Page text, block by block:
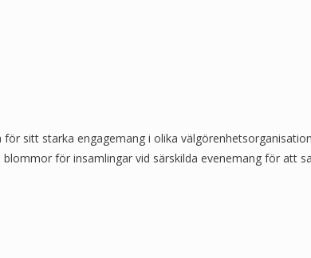
sitt starka engagemang i olika
för insamlingar vid särskilda evenemang för att